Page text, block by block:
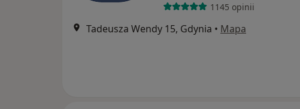
1145 opinii
Tadeusza Wendy 15, Gdynia • Mapa